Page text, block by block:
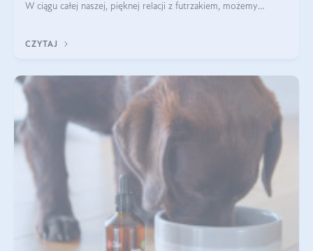
W ciągu całej naszej, pięknej relacji z futrzakiem, możemy
CZYTAJ